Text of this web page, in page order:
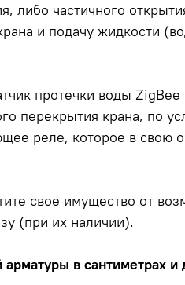
либо частичного
и подачу жидкости
протечки воды
перекрытия крана, по
реле, которое в свою
свое имущество от
(при их наличии).
арматуры в сантиметрах